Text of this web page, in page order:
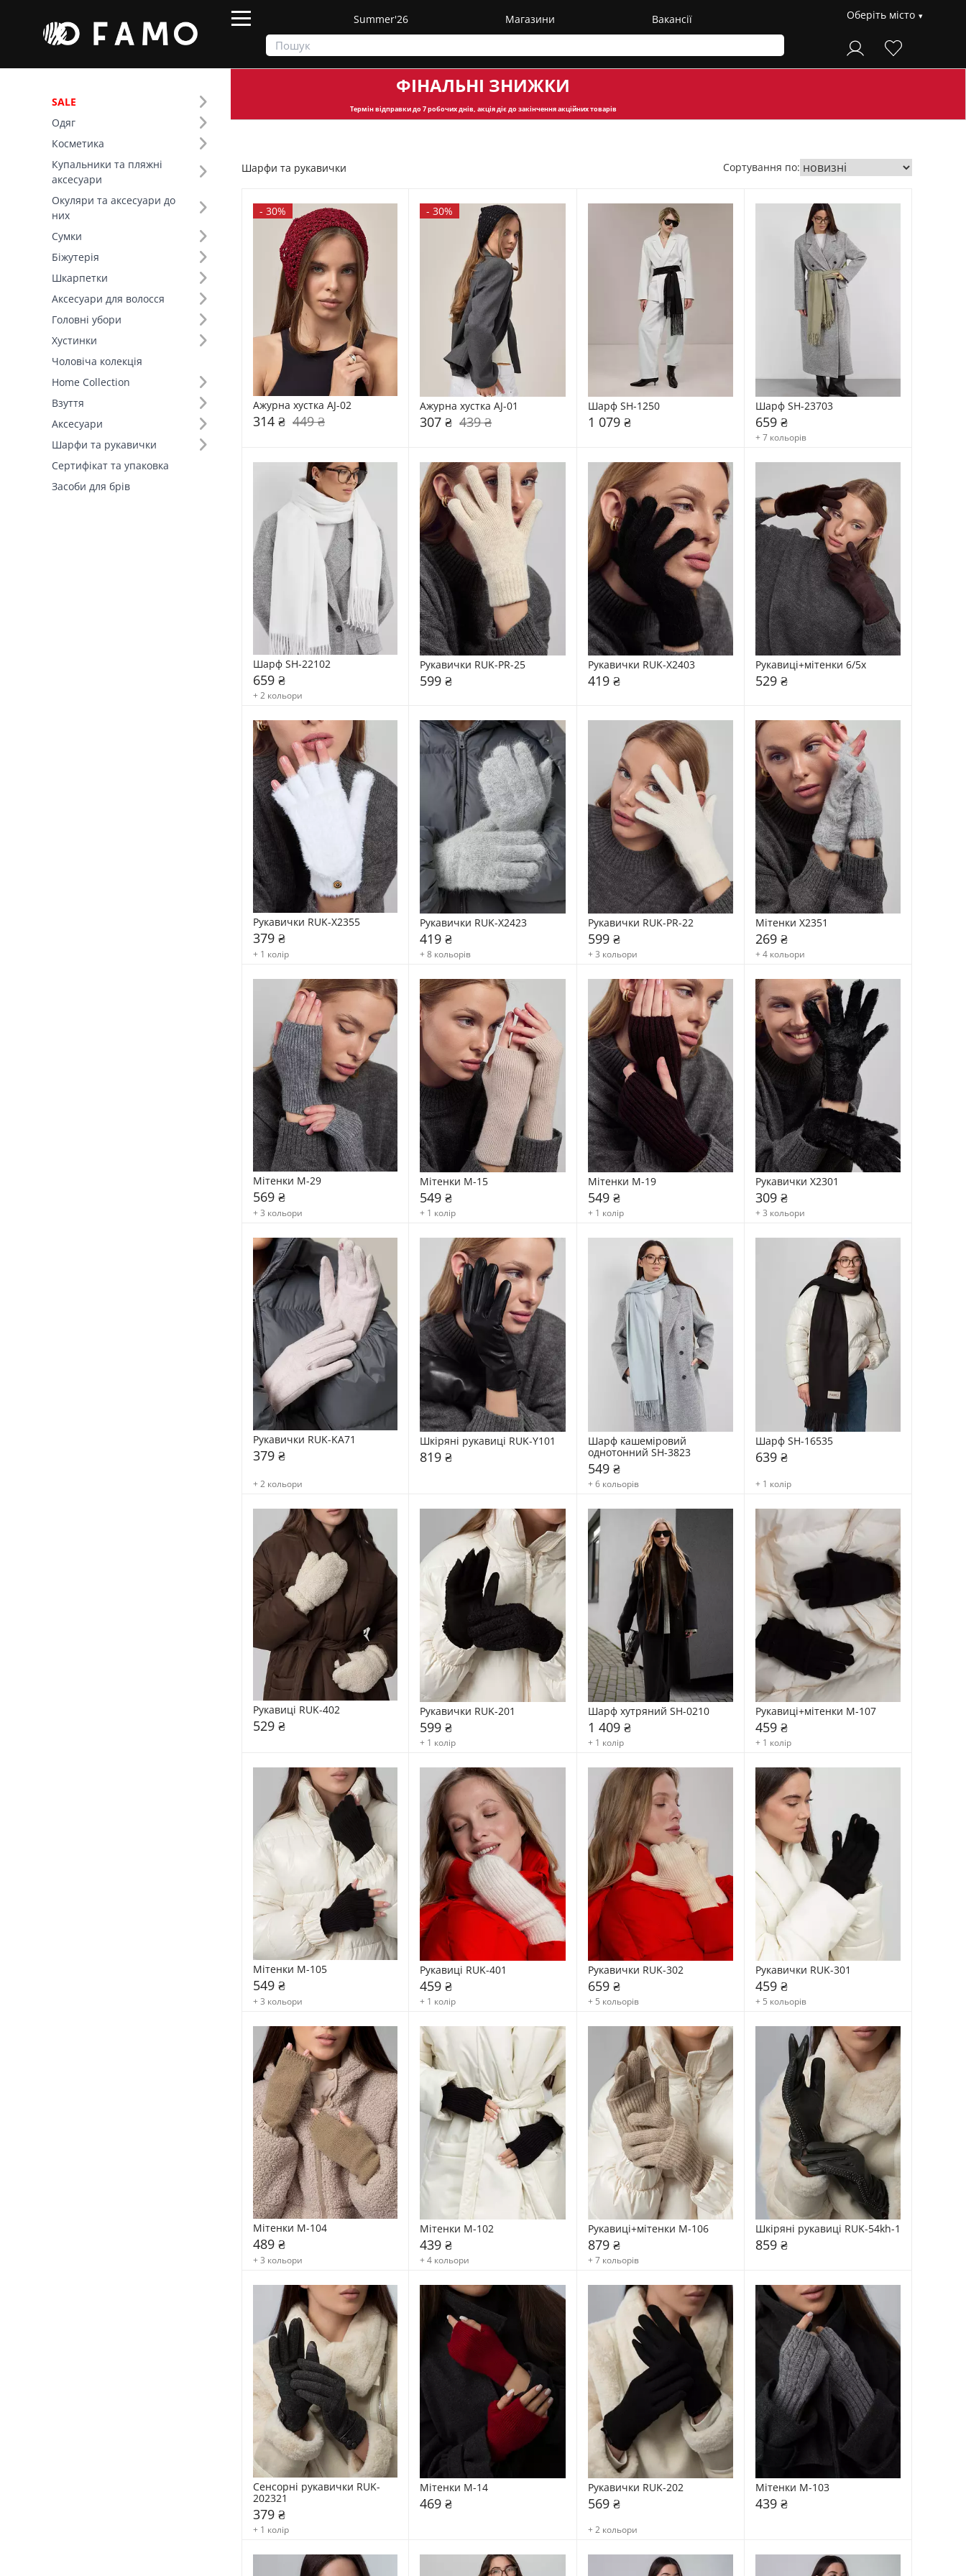
Summer'26 Магазини Вакансії Оберіть місто
SALE
Одяг
Косметика
Купальники та пляжні
аксесуари
Окуляри та аксесуари до
них
Сумки
Біжутерія
Шкарпетки
Аксесуари для волосся
Головні убори
Хустинки
Чоловіча колекція
Home Collection
Взуття
Аксесуари
Шарфи та рукавички
Сертифікат та упаковка
Засоби для брів
ФІНАЛЬНІ ЗНИЖКИ
Термін відправкидо 7 робочих днів, акція діє до закінчення акційних товарів
Фільтр
Ціна
SALE
Сезон (5)
Тип виробу (10)
Основний колір (15)
Колір (92)
Шарфи та рукавички Сортування по:
- 30%
Ажурна хустка AJ-02
314 ₴ 449 ₴
-30%
Ажурна хустка AJ-01
307 ₴ 439 ₴
Шарф SH-1250
1 079 ₴
Шарф SH-23703
659 ₴
+ 7 кольорів
Шарф SH-22102
659 ₴
+ 2 кольори
Рукавички RUK-PR-25
599 ₴
Рукавички RUK-X2403
419 ₴
Рукавиці+мітенки 6/5x
529 ₴
Рукавички RUK-X2355
379 ₴
+ 1 колір
Рукавички RUK-X2423
419 ₴
+ 8 кольорів
Рукавички RUK-PR-22
599 ₴
+ 3 кольори
Мітенки X2351
269 ₴
+ 4 кольори
Мітенки М-29
569 ₴
+ 3 кольори
Мітенки М-15
549 ₴
+ 1 колір
Мітенки М-19
549 ₴
+ 1 колір
Рукавички X2301
309 ₴
+ 3 кольори
Рукавички RUK-KA71
379 ₴
+ 2 кольори
Шкіряні рукавиці RUK-Y101
819 ₴
Шарф кашеміровий
однотонний SH-3823
549 ₴
+ 6 кольорів
Шарф SH-16535
639 ₴
+ 1 колір
Рукавиці RUK-402
529 ₴
Рукавички RUK-201
599 ₴
+ 1 колір
Шарф хутряний SH-0210
1 409 ₴
+ 1 колір
Рукавиці+мітенки М-107
459 ₴
+ 1 колір
Мітенки M-105
549 ₴
+ 3 кольори
Рукавиці RUK-401
459 ₴
+ 1 колір
Рукавички RUK-302
659 ₴
+ 5 кольорів
Рукавички RUK-301
459 ₴
+ 5 кольорів
Мітенки M-104
489 ₴
+ 3 кольори
Мітенки M-102
439 ₴
+ 4 кольори
Рукавиці+мітенки М-106
879 ₴
+ 7 кольорів
Шкіряні рукавиці RUK-54kh-1
859 ₴
Сенсорні рукавички RUK-
202321
379 ₴
+ 1 колір
Мітенки М-14
469 ₴
Рукавички RUK-202
569 ₴
+ 2 кольори
Мітенки М-103
439 ₴